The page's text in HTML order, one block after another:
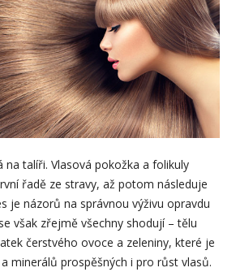
na talíři. Vlasová pokožka a folikuly
řadě ze stravy, až potom následuje
je názorů na správnou výživu opravdu
však zřejmě všechny shodují – tělu
čerstvého ovoce a zeleniny, které je
minerálů prospěšných i pro růst vlasů.